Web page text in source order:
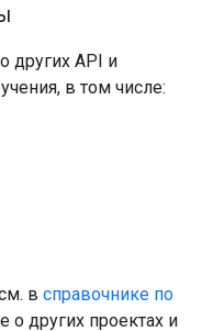
других API и
в том числе:
в справочнике по
других проектах и